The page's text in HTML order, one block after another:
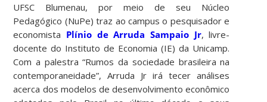
UFSC Blumenau, por meio de seu Núcleo
Pedagógico (NuPe) traz ao campus o pesquisador e
economista Plínio de Arruda Sampaio Jr, livre-
docente do Instituto de Economia (IE) da Unicamp.
Com a palestra “Rumos da sociedade brasileira na
contemporaneidade”, Arruda Jr irá tecer análises
acerca dos modelos de desenvolvimento econômico